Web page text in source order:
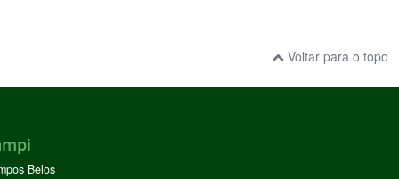
Voltar para o topo
Belos